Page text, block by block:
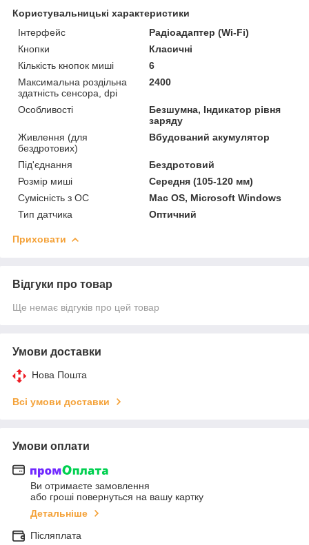
Користувальницькі характеристики
Інтерфейс
Радіоадаптер (Wi-Fi)
Кнопки
Класичні
Кількість кнопок миші
6
Максимальна роздільна
здатність сенсора, dpi
2400
Особливості
Безшумна, Індикатор рівня
заряду
Живлення (для
бездротових)
Вбудований акумулятор
Під'єднання
Бездротовий
Розмір миші
Середня (105-120 мм)
Сумісність з ОС
Mac OS, Microsoft Windows
Тип датчика
Оптичний
Приховати
Відгуки про товар
Ще немає відгуків про цей товар
Умови доставки
Нова Пошта
Всі умови доставки
Умови оплати
Ви отримаєте замовлення
або гроші повернуться на вашу картку
Детальніше
Післяплата